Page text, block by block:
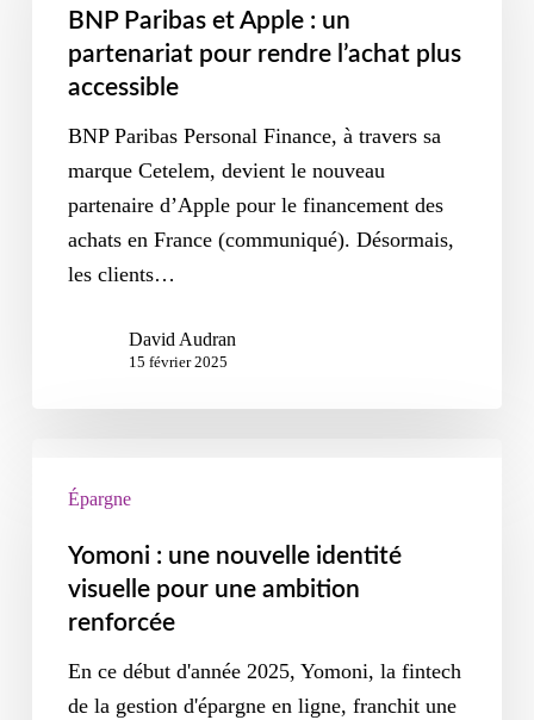
BNP Paribas et Apple : un
partenariat pour rendre l’achat plus
accessible
BNP Paribas Personal Finance, à travers sa
marque Cetelem, devient le nouveau
partenaire d’Apple pour le financement des
achats en France (communiqué). Désormais,
les clients…
David Audran
15 février 2025
Épargne
Yomoni : une nouvelle identité
visuelle pour une ambition
renforcée
En ce début d'année 2025, Yomoni, la fintech
de la gestion d'épargne en ligne, franchit une